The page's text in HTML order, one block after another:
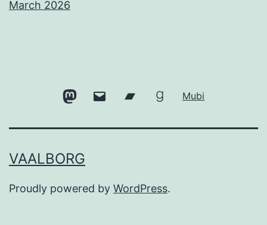
March 2026
MastodonEmail BandcampGoodreads
Mubi
VAALBORG
Proudly powered by WordPress.